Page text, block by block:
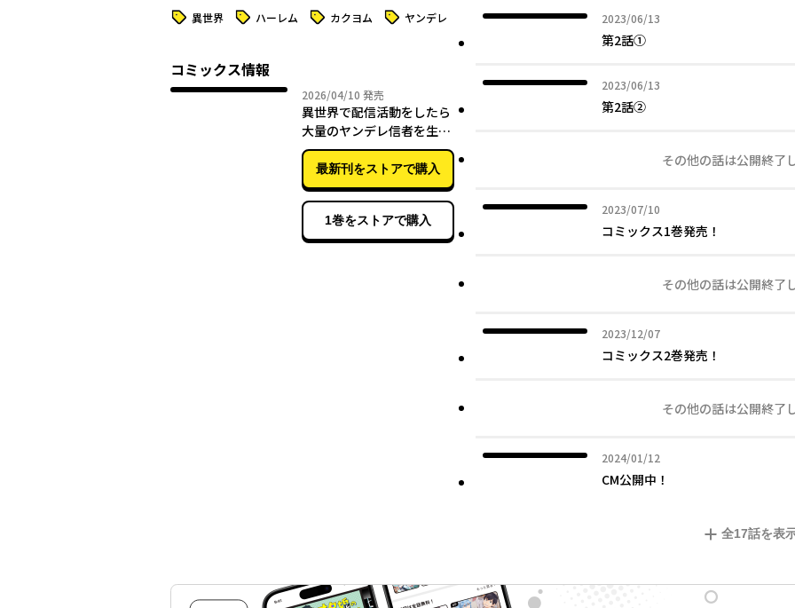
タグ 異世界 タグ ハーレム タグ カクヨム タグ ヤンデレ
コミックス情報
2026/04/10 2026年04月10日
発売
異世界で配信活動をしたら
大量のヤンデレ信者を生み
出してしまった件（７）
最新刊をストアで購入
1巻をストアで購入
2023/06/13
2023年06月13日
第2話①
2023/06/13
2023年06月13日
第2話②
その他の話は公開終了
2023/07/10
2023年07月10日
コミックス1巻発売！
その他の話は公開終了
2023/12/07
2023年12月07日
コミックス2巻発売！
その他の話は公開終了
2024/01/12
2024年01月12日
CM公開中！
全17話を表